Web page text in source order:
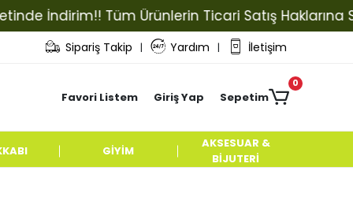
İndirim!! Tüm Ürünlerin Ticari Satış Haklarına
Sipariş Takip | Yardım | İletişim
Favori Listem Giriş Yap Sepetim
0
GİYİM
AKSESUAR &
BİJUTERİ